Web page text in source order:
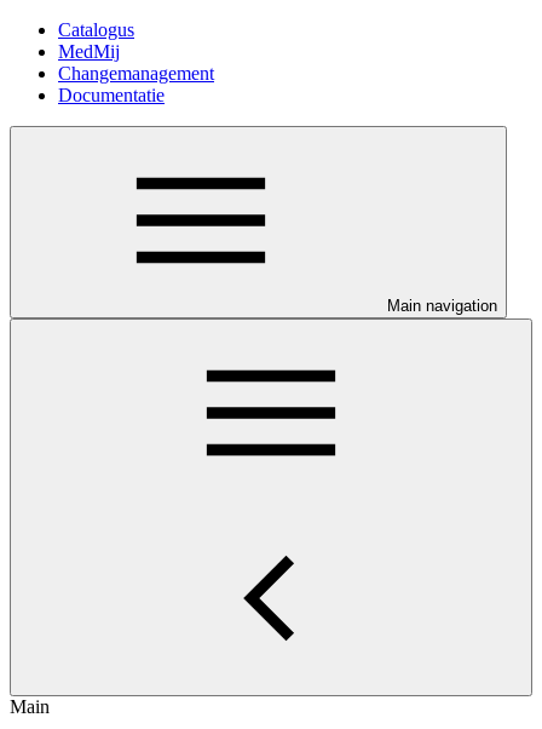
Catalogus
MedMij
Changemanagement
Documentatie
Main navigation
Main